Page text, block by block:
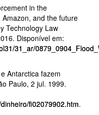
in the
and the future
Technology Law
Disponível em:
31_ar/
Antarctica fazem
Paulo, 2 jul. 1999.
fi02079902.htm.